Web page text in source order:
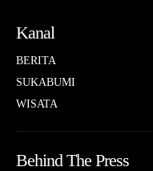
Kanal
BERITA
SUKABUMI
WISATA
Behind The Press